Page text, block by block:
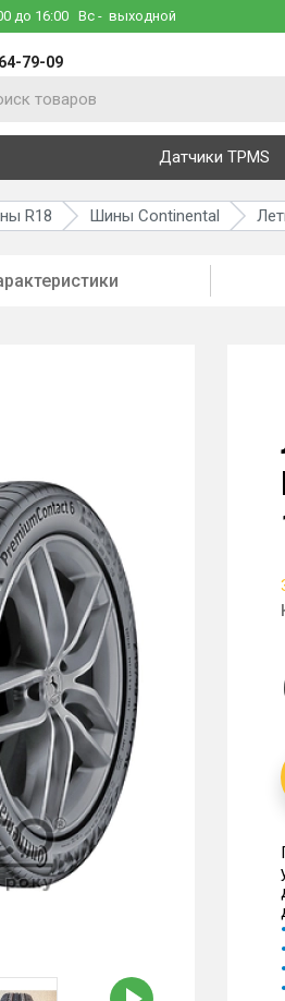
до 16:00 Вс - выходной
79-09
Датчики TPMS
R18 Шины Continental